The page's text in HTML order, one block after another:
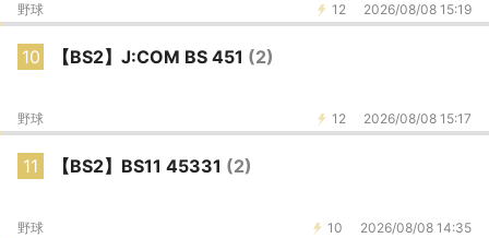
12 2026/08/08 15:19
野球
10 【BS2】J:COM BS 451 (2)
12 2026/08/08 15:17
野球
11 【BS2】BS11 45331 (2)
10 2026/08/08 14:35
野球